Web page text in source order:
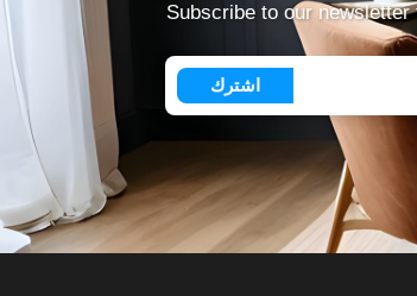
Subscribe to our
اشترك